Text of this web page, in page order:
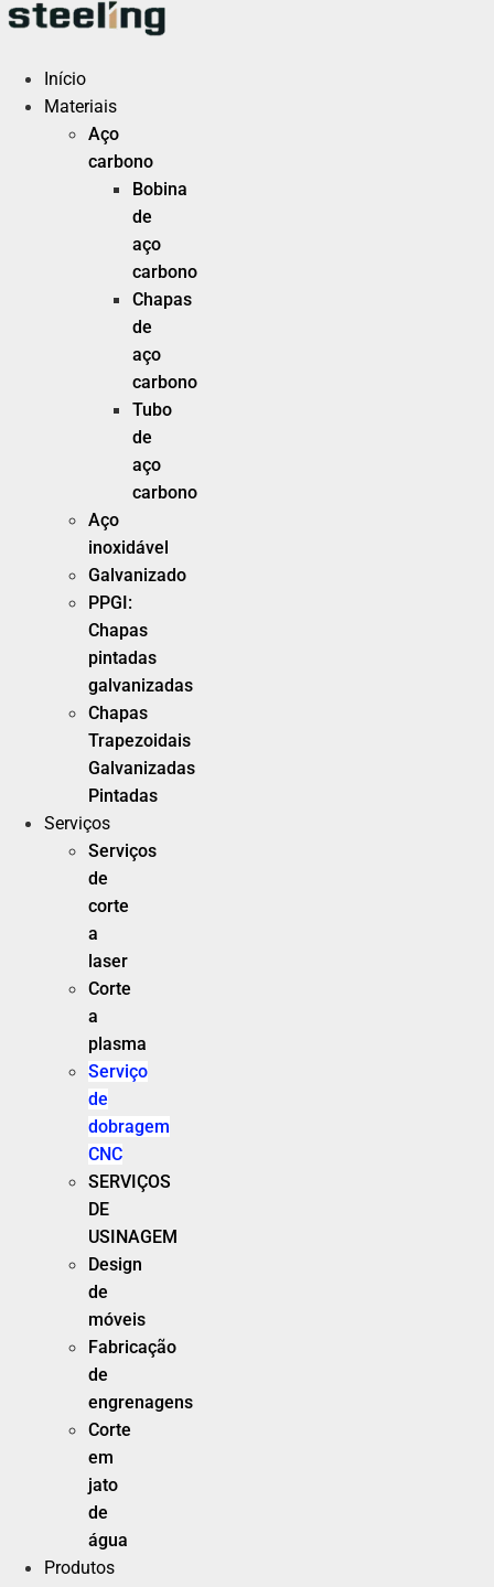
Ir
Início
Materiais
Aço
carbono
Bobina
de
aço
carbono
Chapas
de
aço
carbono
Tubo
de
aço
carbono
Aço
inoxidável
Galvanizado
PPGI:
Chapas
pintadas
galvanizadas
Chapas
Trapezoidais
Galvanizadas
Pintadas
Serviços
Serviços
de
corte
a
laser
Corte
a
plasma
Serviço
de
dobragem
CNC
SERVIÇOS
DE
USINAGEM
Design
de
móveis
Fabricação
de
engrenagens
Corte
em
jato
de
água
Produtos